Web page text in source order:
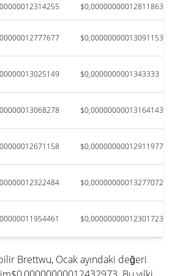
$0,00000000012811863
$0,00000000013091153
$0,0000000001343333
$0,00000000013164143
$0,00000000012911977
$0,00000000013277072
$0,00000000012301723
Brettwu, Ocak ayındaki değeri